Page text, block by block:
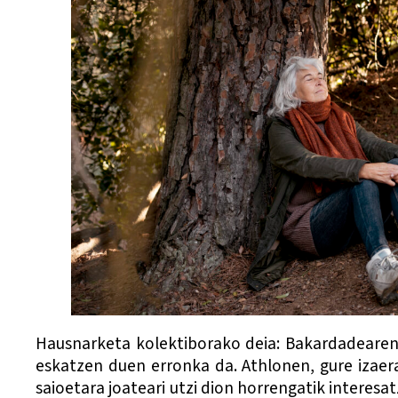
Hausnarketa kolektiborako deia:
eskatzen duen erronka da. Athlonen, gure
saioetara joateari utzi dion horrengatik